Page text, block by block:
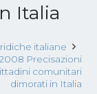
Italia
italiane
Precisazioni
comunitari
dimorati in Italia